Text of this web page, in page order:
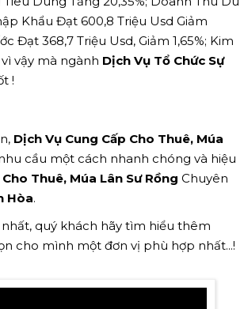
Khẩu Đạt 600,8 Triệu Usd Giảm
Đạt 368,7 Triệu Usd, Giảm 1,65%; Kim
vậy mà ngành Dịch Vụ Tổ Chức Sự
!
Dịch Vụ Cung Cấp Cho Thuê, Múa
cầu một cách nhanh chóng và hiệu
Thuê, Múa Lân Sư Rồng Chuyên
Hòa.
quý khách hãy tìm hiểu thêm
cho mình một đơn vị phù hợp nhất...!